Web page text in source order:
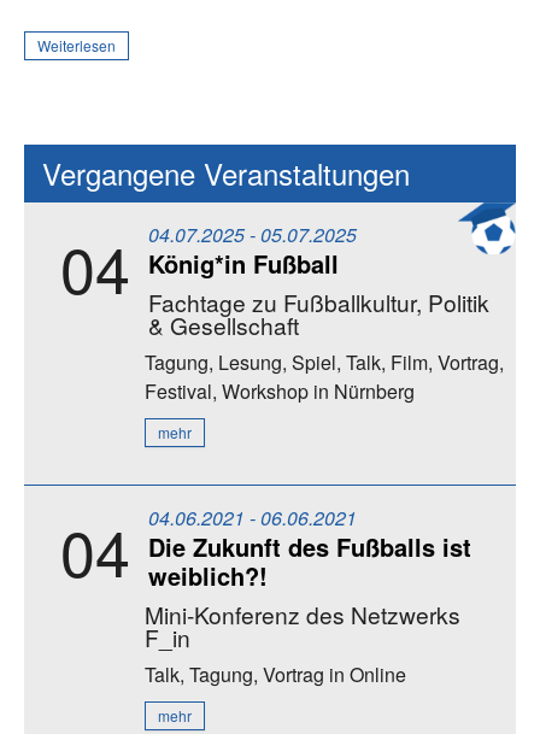
Weiterlesen
Vergangene Veranstaltungen
04 04.07.2025 - 05.07.2025
König*in Fußball
Fachtage zu Fußballkultur, Politik
& Gesellschaft
Tagung, Lesung, Spiel, Talk, Film, Vortrag,
Festival, Workshop in Nürnberg
mehr
04 04.06.2021 - 06.06.2021
Die Zukunft des Fußballs ist
weiblich?!
Mini-Konferenz des Netzwerks
F_in
Talk, Tagung, Vortrag in Online
mehr